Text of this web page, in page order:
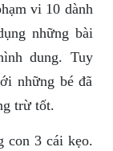
vi 10 dành
những bài
dung. Tuy
những bé đã
trừ tốt.
con 3 cái kẹo.